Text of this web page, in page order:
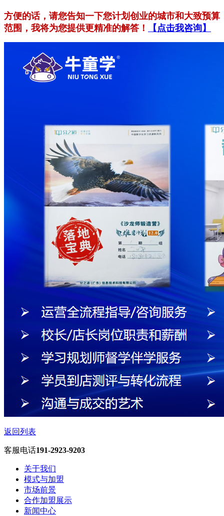
方便的话，请您告知一下您计划创业的城市和大致预算
范围，我将为您提供更精准的解答！
【点击我咨询】
返回列表
客服电话191-2923-9203
关于我们
模式与加盟
市场前景
合作加盟展示
新闻中心